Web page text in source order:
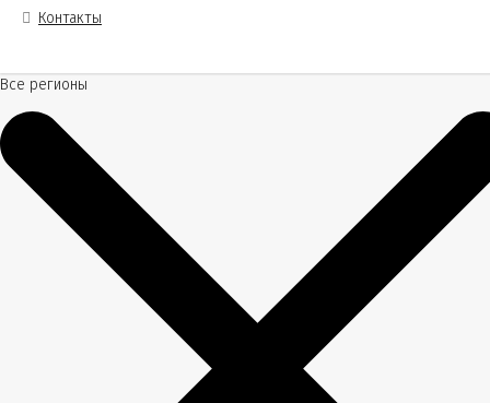
Контакты
Все регионы